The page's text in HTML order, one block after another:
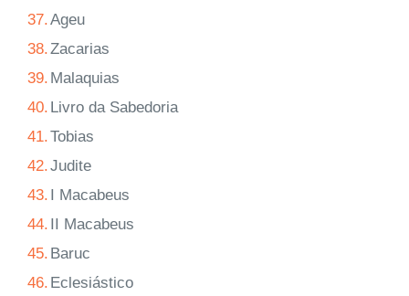
37.Ageu
38.Zacarias
39. Malaquias
40. Livro da Sabedoria
41.Tobias
42.Judite
43. I Macabeus
44. II Macabeus
45. Baruc
46. Eclesiástico